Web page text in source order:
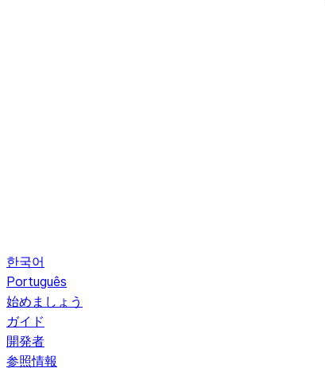
한국어
Português
始めましょう
ガイド
開発者
参照情報